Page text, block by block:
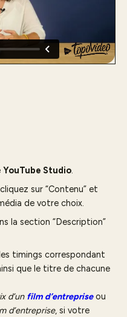
YouTube Studio.
sur “Contenu” et
de votre choix.
la section “Description”
timings correspondant
que le titre de chacune
d’un film d’entrepriseou
d’entreprise, si votre